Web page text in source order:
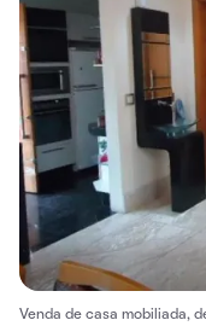
Venda de casa mobiliada,